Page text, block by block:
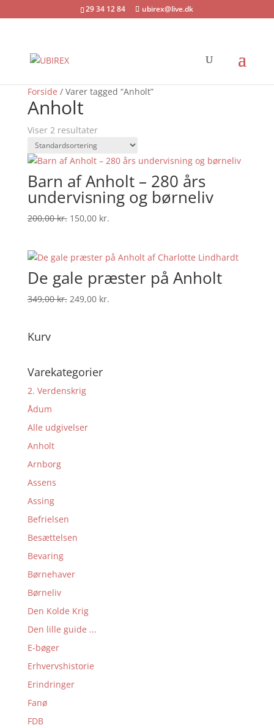
29 34 12 84 ubirex@live.dk
Forside / Varer tagged “Anholt”
Anholt
Viser 2 resultater
Tilbud!
Barn af Anholt – 280 års
undervisning og børneliv
200,00kr. Den
var:
200,00 kr..
150,00 kr.Den
er:
150,00 kr..
Tilbud!
De gale præster på Anholt
349,00kr. Den
249,00 kr.Den
Kurv
Varekategorier
2. Verdenskrig
Ådum
Alle udgivelser
Anholt
Arnborg
Assens
Assing
Befrielsen
Besættelsen
Bevaring
Børnehaver
Børneliv
Den Kolde Krig
Den lille guide ...
E-bøger
Erhvervshistorie
Erindringer
Fanø
FDB